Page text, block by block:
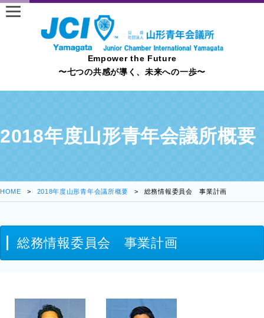
Empower the Future
〜七つの共感が導く、未来への一歩〜
2018年度山形青年会議所概要
HOME 2018年度山形青年会議所概要 総務情報委員会 事業計画
総務情報委員会 事業計画